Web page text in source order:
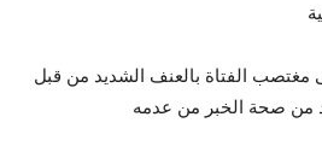
مغتصب الفتاة بالعنف الشديد من قبل
من صحة الخبر من عدمه